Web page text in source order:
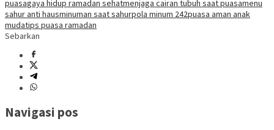
puasagaya hidup ramadan sehatmenjaga cairan tubuh saat puasamenu
sahur anti hausminuman saat sahurpola minum 242puasa aman anak
mudatips puasa ramadan
Sebarkan
Navigasi pos